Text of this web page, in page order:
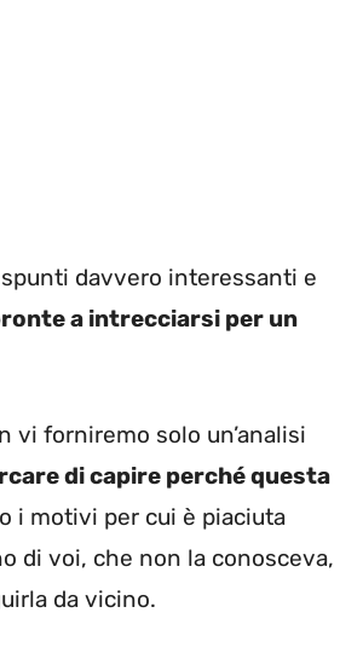
davvero interessanti e
a intrecciarsi per un
vi forniremo solo un’analisi
di capire perché questa
i motivi per cui è piaciuta
di voi, che non la conosceva,
da vicino.